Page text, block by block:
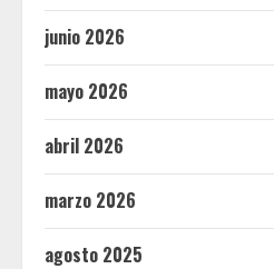
junio 2026
mayo 2026
abril 2026
marzo 2026
agosto 2025